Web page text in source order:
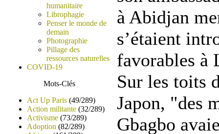
humanitaire
Librophagie
Penser le monde de
demain
Photographie
Pillage des
ressources naturelles
COVID-19
Mots-Clés
Act Up Paris (49/289)
Action militante (32/289)
Activisme (73/289)
Adoption (82/289)
à Abidjan
s’étaient
favorables à
Sur les toits
Japon, "des
Gbagbo